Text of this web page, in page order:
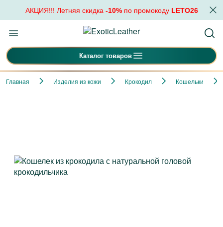
АКЦИЯ!!! Летняя скидка -10%по промокоду LETO26
Каталог товаров
Главная Изделия из кожи Крокодил Кошельки